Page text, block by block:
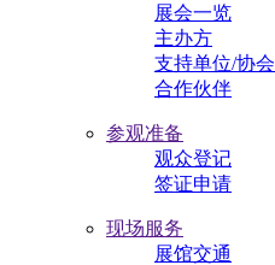
展会一览
主办方
支持单位/协会
合作伙伴
参观准备
观众登记
签证申请
现场服务
展馆交通